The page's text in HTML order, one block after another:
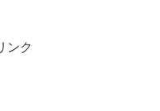
ンク